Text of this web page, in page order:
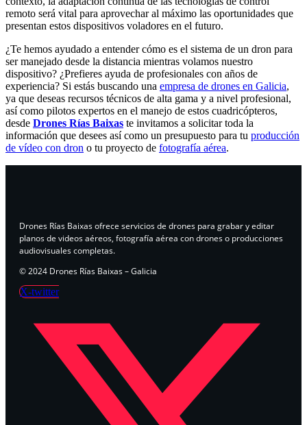
remoto será vital para aprovechar al máximo las oportunidades que
presentan estos dispositivos voladores en el futuro.
¿Te hemos ayudado a entender cómo es el sistema de un dron para
ser manejado desde la distancia mientras volamos nuestro
dispositivo? ¿Prefieres ayuda de profesionales con años de
experiencia? Si estás buscando una empresa de drones en Galicia,
ya que deseas recursos técnicos de alta gama y a nivel profesional,
así como pilotos expertos en el manejo de estos cuadricópteros,
desde Drones Rías Baixas te invitamos a solicitar toda la
información que desees así como un presupuesto para tu producción
de vídeo con dron o tu proyecto de fotografía aérea.
Drones Rías Baixas ofrece servicios de drones para grabar y editar
planos de videos aéreos, fotografía aérea con drones o producciones
audiovisuales completas.
© 2024 Drones Rías Baixas – Galicia
X-twitter